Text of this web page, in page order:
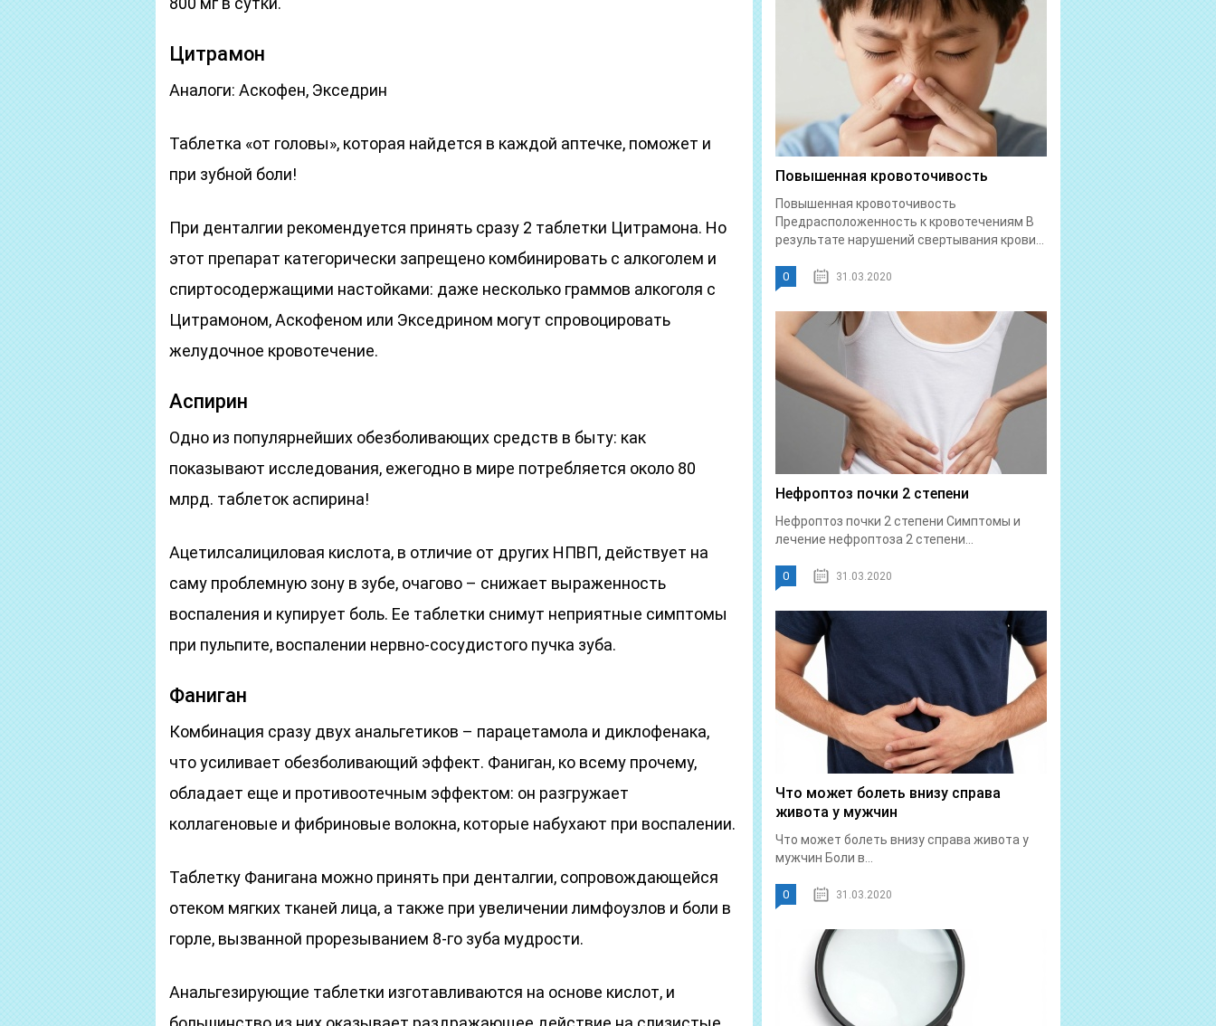
Цитрамон
Аналоги: Аскофен, Экседрин
Таблетка «от головы», которая найдется в каждой аптечке, поможет и
при зубной боли!
При денталгии рекомендуется принять сразу 2 таблетки Цитрамона. Но
этот препарат категорически запрещено комбинировать с алкоголем и
спиртосодержащими настойками: даже несколько граммов алкоголя с
Цитрамоном, Аскофеном или Экседрином могут спровоцировать
желудочное кровотечение.
Аспирин
Одно из популярнейших обезболивающих средств в быту: как
показывают исследования, ежегодно в мире потребляется около 80
млрд. таблеток аспирина!
Ацетилсалициловая кислота, в отличие от других НПВП, действует на
саму проблемную зону в зубе, очагово – снижает выраженность
воспаления и купирует боль. Ее таблетки снимут неприятные симптомы
при пульпите, воспалении нервно-сосудистого пучка зуба.
Фаниган
Комбинация сразу двух анальгетиков – парацетамола и диклофенака,
что усиливает обезболивающий эффект. Фаниган, ко всему прочему,
обладает еще и противоотечным эффектом: он разгружает
коллагеновые и фибриновые волокна, которые набухают при воспалении.
Таблетку Фанигана можно принять при денталгии, сопровождающейся
отеком мягких тканей лица, а также при увеличении лимфоузлов и боли в
горле, вызванной прорезыванием 8-го зуба мудрости.
Анальгезирующие таблетки изготавливаются на основе кислот, и
Повышенная кровоточивость
Повышенная кровоточивость
Предрасположенность к кровотечениям В
результате нарушений свертывания крови...
0 31.03.2020
Нефроптоз почки 2 степени
Нефроптоз почки 2 степени Симптомы и
лечение нефроптоза 2 степени...
0 31.03.2020
Что может болеть внизу справа
живота у мужчин
Что может болеть внизу справа живота у
мужчин Боли в...
0 31.03.2020